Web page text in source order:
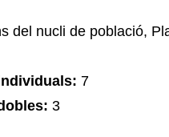
del nucli de població,
7
3